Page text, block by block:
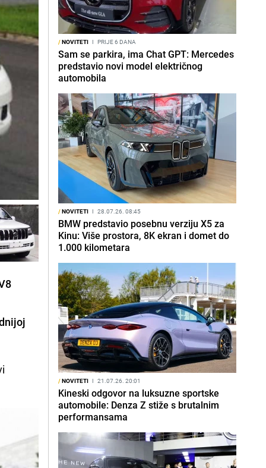
/NOVITETI I PRIJE 6 DANA
Sam se parkira, ima Chat GPT: Mercedes
predstavio novi model električnog
automobila
/NOVITETI I 28.07.26. 08:45
BMW predstavio posebnu verziju X5 za
Kinu: Više prostora, 8K ekran i domet do
1.000 kilometara
/NOVITETI I 21.07.26. 20:01
Kineski odgovor na luksuzne sportske
automobile: Denza Z stiže s brutalnim
performansama